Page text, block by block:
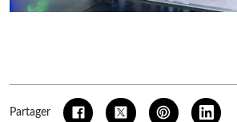
Partager